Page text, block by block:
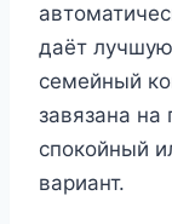
даёт
семейный
завязана
спокойный
вариант.